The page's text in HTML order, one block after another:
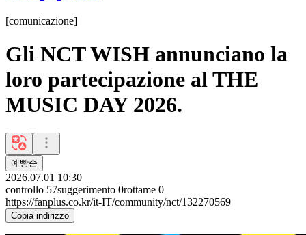
[comunicazione]
Gli NCT WISH annunciano la
loro partecipazione al THE
MUSIC DAY 2026.
예빵순
2026.07.01 10:30
controllo 57suggerimento 0rottame 0
https://fanplus.co.kr/it-IT/community/nct/132270569
Copia indirizzo